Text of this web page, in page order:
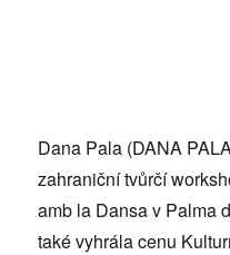
Dana Pala (DANA
zahraniční tvůrčí
amb la Dansa v Palma
také vyhrála cenu